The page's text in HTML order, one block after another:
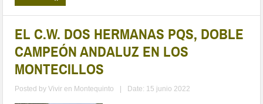
EL C.W. DOS HERMANAS PQS, DOBLE
CAMPEÓN ANDALUZ EN LOS
MONTECILLOS
Posted byVivir en Montequinto Date: 15 junio 2022